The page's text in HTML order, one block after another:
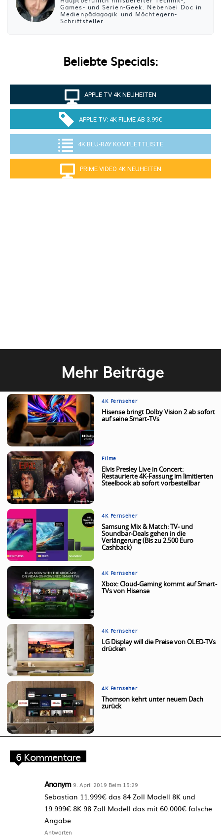
Games- und Serien-Geek. Nebenbei Doc in
Medienpädagogik und Möchtegern-
Schriftsteller.
Beliebte Specials:
APPLE TV 4K NEUHEITEN
APPLE TV: 4K FILME AB 3.99€
4K BLU-RAY KOMPLETTLISTE
PRIME VIDEO 4K NEUHEITEN
Mehr Beiträge
4K Fernseher
Hisense bringt Dolby Vision 2 ab sofort
auf seine Smart-TVs
Filme
Elvis Presley Live in Concert:
Restaurierte 4K-Fassung im limitierten
Steelbook ab sofort vorbestellbar
4K Fernseher
Samsung Mix & Match: TV- und
Soundbar-Deals gehen in die
Verlängerung (Bis zu 2.500 Euro
Cashback)
4K Fernseher
Xbox: Cloud-Gaming kommt auf Smart-
TVs von Hisense
4K Fernseher
LG Display will die Preise von OLED-TVs
drücken
4K Fernseher
Thomson kehrt unter neuem Dach
zurück
6 Kommentare
Anonym 9. April 2019 Beim 15:29
Sebastian 11.999€ das 84 Zoll Modell 8K und
19.999€ 8K 98 Zoll Modell das mit 60.000€ falsche
Angabe
Antworten